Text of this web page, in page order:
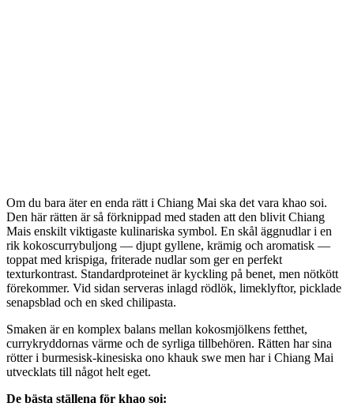
Om du bara äter en enda rätt i Chiang Mai ska det vara khao soi.
Den här rätten är så förknippad med staden att den blivit Chiang
Mais enskilt viktigaste kulinariska symbol. En skål äggnudlar i en
rik kokoscurrybuljong — djupt gyllene, krämig och aromatisk —
toppat med krispiga, friterade nudlar som ger en perfekt
texturkontrast. Standardproteinet är kyckling på benet, men nötkött
förekommer. Vid sidan serveras inlagd rödlök, limeklyftor, picklade
senapsblad och en sked chilipasta.
Smaken är en komplex balans mellan kokosmjölkens fetthet,
currykryddornas värme och de syrliga tillbehören. Rätten har sina
rötter i burmesisk-kinesiska ono khauk swe men har i Chiang Mai
utvecklats till något helt eget.
De bästa ställena för khao soi: